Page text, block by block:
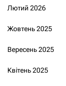
Лютий 2026
Жовтень 2025
Вересень 2025
Квітень 2025